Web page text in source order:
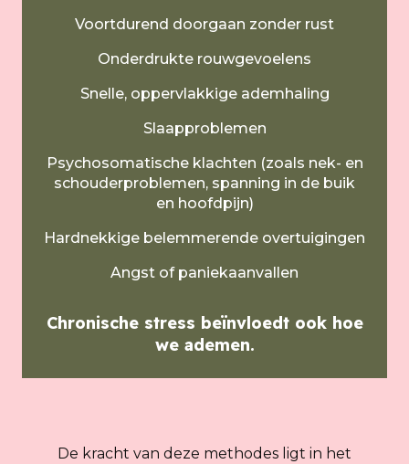
Voortdurend doorgaan zonder rust
Onderdrukte rouwgevoelens
Snelle, oppervlakkige ademhaling
Slaapproblemen
Psychosomatische klachten (zoals nek- en
schouderproblemen, spanning in de buik
en hoofdpijn)
Hardnekkige belemmerende overtuigingen
Angst of paniekaanvallen
Chronische stress beïnvloedt ook hoe
we ademen.
De kracht van deze methodes ligt in het